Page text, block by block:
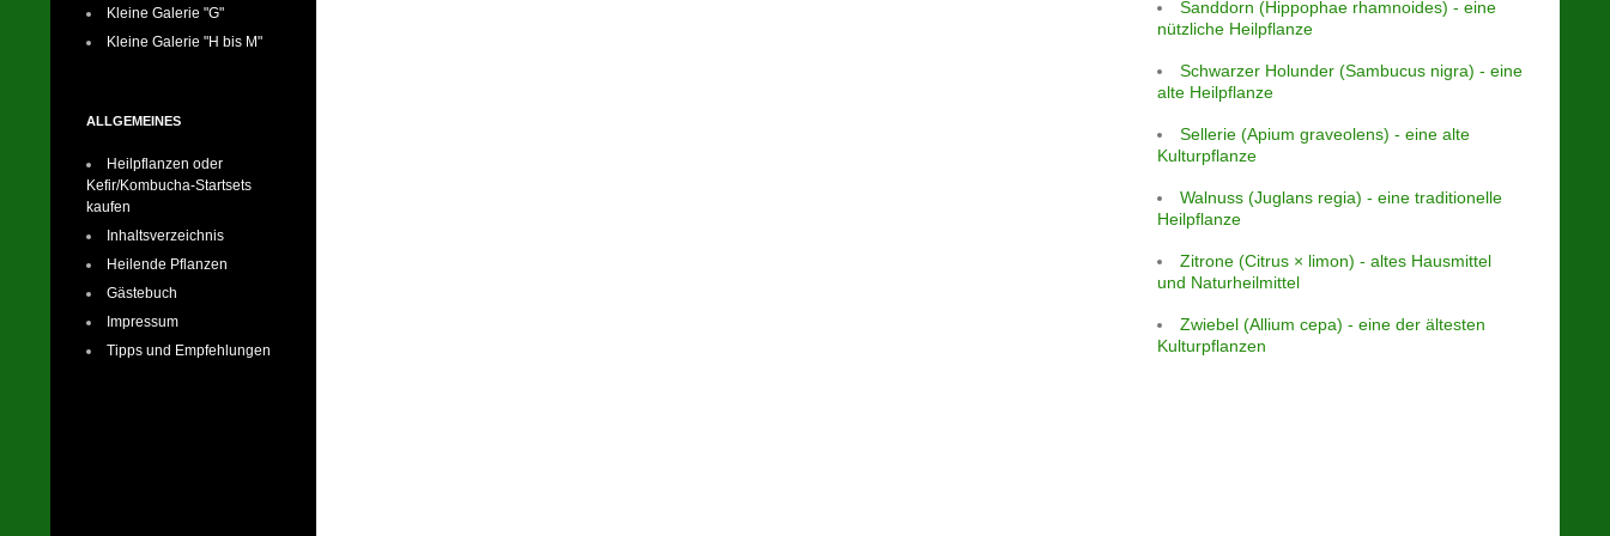
Sanddorn (Hippophae rhamnoides) - eine
nützliche Heilpflanze
Schwarzer Holunder (Sambucus nigra) - eine
alte Heilpflanze
Sellerie (Apium graveolens) - eine alte
Kulturpflanze
Walnuss (Juglans regia) - eine traditionelle
Heilpflanze
Zitrone (Citrus × limon) - altes Hausmittel
und Naturheilmittel
Zwiebel (Allium cepa) - eine der ältesten
Kulturpflanzen
Kleine Galerie "G"
Kleine Galerie "H bis M"
ALLGEMEINES
Heilpflanzen oder
Kefir/Kombucha-Startsets
kaufen
Inhaltsverzeichnis
Heilende Pflanzen
Gästebuch
Impressum
Tipps und Empfehlungen